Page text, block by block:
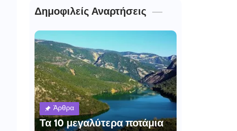
Δημοφιλείς Αναρτήσεις
Άρθρα
Τα 10 μεγαλύτερα ποτάμια